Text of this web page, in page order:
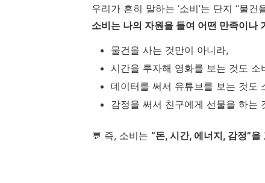
우리가 흔히 말하는 ‘소비’는 단지 “물건
소비는 나의 자원을 들여 어떤 만족이나
물건을 사는 것만이 아니라,
시간을 투자해 영화를 보는 것도 소
데이터를 써서 유튜브를 보는 것도
감정을 써서 친구에게 선물을 하는
💬 즉, 소비는 “돈, 시간, 에너지, 감정”